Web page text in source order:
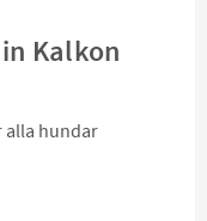
Kalkon
alla hundar